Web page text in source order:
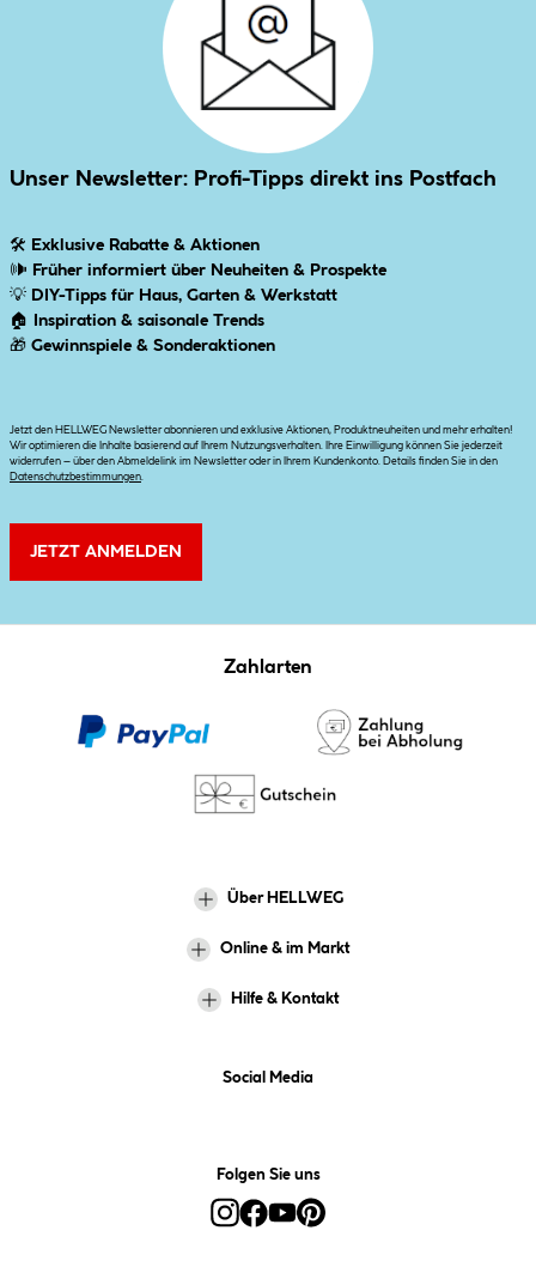
Unser Newsletter: Profi-Tipps direkt ins Postfach
🛠 Exklusive Rabatte & Aktionen
🕪 Früher informiert über Neuheiten & Prospekte
💡 DIY-Tipps für Haus, Garten & Werkstatt
🏠
Inspiration & saisonale Trends
🎁 Gewinnspiele & Sonderaktionen
Jetzt den HELLWEG Newsletter abonnieren und exklusive Aktionen, Produktneuheiten und mehr erhalten!
Wir optimieren die Inhalte basierend auf Ihrem Nutzungsverhalten. Ihre Einwilligung können Sie jederzeit
widerrufen – über den Abmeldelink im Newsletter oder in Ihrem Kundenkonto. Details finden Sie in den
Datenschutzbestimmungen
JETZT ANMELDEN
Zahlarten
Über HELLWEG
Online & im Markt
Hilfe & Kontakt
Social Media
Folgen Sie uns